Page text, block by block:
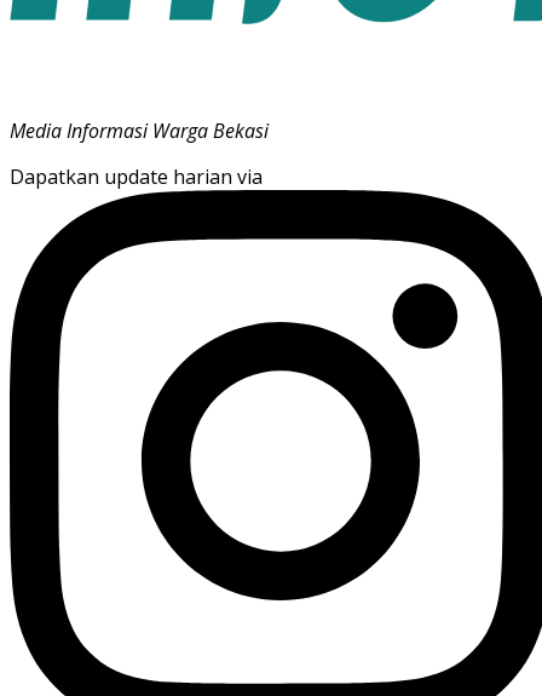
Media Informasi Warga Bekasi
Dapatkan update harian via